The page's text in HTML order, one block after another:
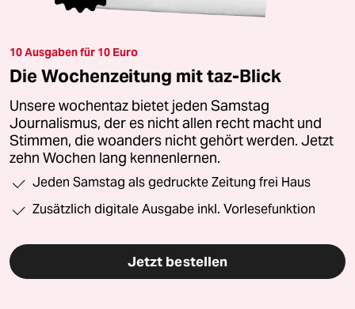
10 Ausgaben für 10 Euro
Die Wochenzeitung mit taz-Blick
Unsere wochentaz bietet jeden Samstag
Journalismus, der es nicht allen recht macht und
Stimmen, die woanders nicht gehört werden. Jetzt
zehn Wochen lang kennenlernen.
Jeden Samstag als gedruckte Zeitung frei Haus
Zusätzlich digitale Ausgabe inkl. Vorlesefunktion
Jetzt bestellen